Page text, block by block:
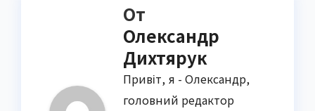
От
Олександр
Дихтярук
Привіт, я - Олександр,
головний редактор